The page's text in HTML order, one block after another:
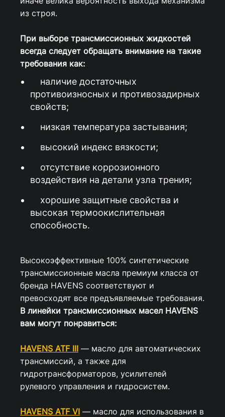
из строя.
При выборе трансмиссионных жидкостей
всегда следует обращать внимание на такие
требования как:
наличие достаточных
противоизносных и противозадирных
свойств;
низкая температура застывания;
высокий индекс вязкости;
отсутствие коррозионного
воздействия на детали узла трения;
хорошие защитные свойства и
высокая термоокислительная
способность.
Высокоэффективные 100% синтетические
трансмиссионные масла премиум класса от
бренда HAVENS соответствуют и
превосходят все предъявляемые требования.
В линейки трансмиссионных масел HAVENS
вам могут понравиться:
HAVENS ATF III — масло для автоматических
трансмиссий, а также для
гидротрансформаторов, усилителей
рулевого управления и гидросистем.
HAVENS ATF VI — масло для использования в